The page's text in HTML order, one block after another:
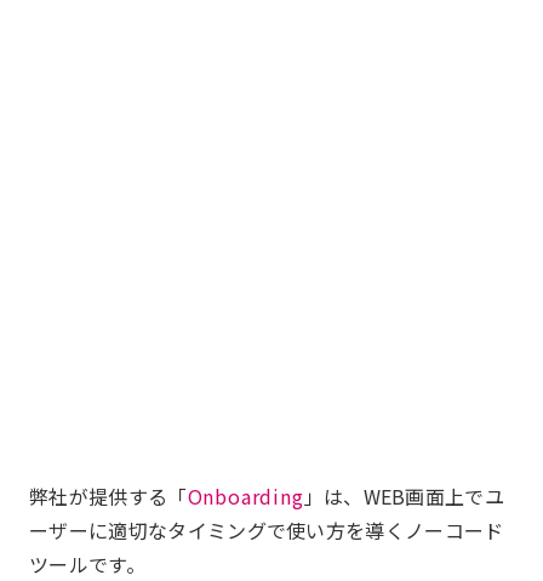
弊社が提供する「Onboarding 」は、WEB画面上でユ
ーザーに適切なタイミングで使い方を導くノーコード
ツールです。